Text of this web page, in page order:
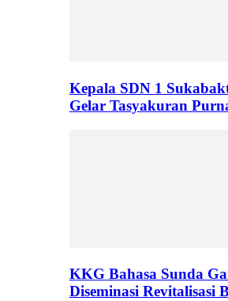
Kepala SDN 1
Gelar Tasyakuran
KKG Bahasa Sunda
Diseminasi Revitalisasi